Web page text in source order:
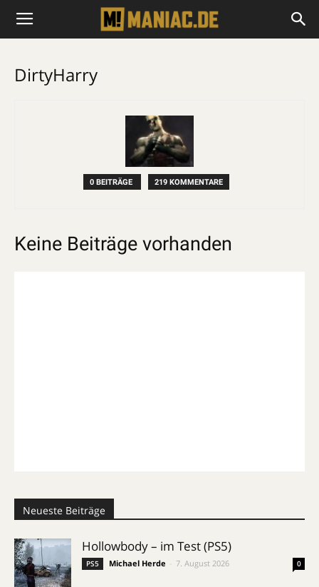
DirtyHarry
0 BEITRÄGE 219 KOMMENTARE
Keine Beiträge vorhanden
Neueste Beiträge
Hollowbody – im Test (PS5)
PS5 Michael Herde 7. August 2026 0